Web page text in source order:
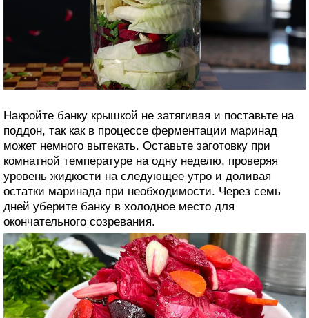
Накройте банку крышкой не затягивая и поставьте на
поддон, так как в процессе ферментации маринад
может немного вытекать. Оставьте заготовку при
комнатной температуре на одну неделю, проверяя
уровень жидкости на следующее утро и доливая
остатки маринада при необходимости. Через семь
дней уберите банку в холодное место для
окончательного созревания.